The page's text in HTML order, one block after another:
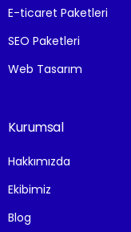
E-ticaret Paketleri
SEO Paketleri
Web Tasarım
Kurumsal
Hakkımızda
Ekibimiz
Blog